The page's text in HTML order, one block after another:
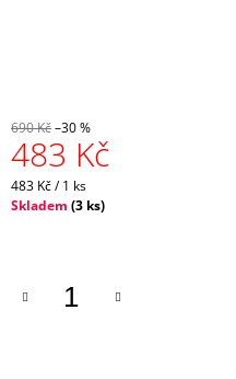
690 Kč–30 %
483 Kč
Měrná
cena:
483 Kč / 1 ks
Skladem (3 ks)
E
CRAZY
TOP
SIRIO
1